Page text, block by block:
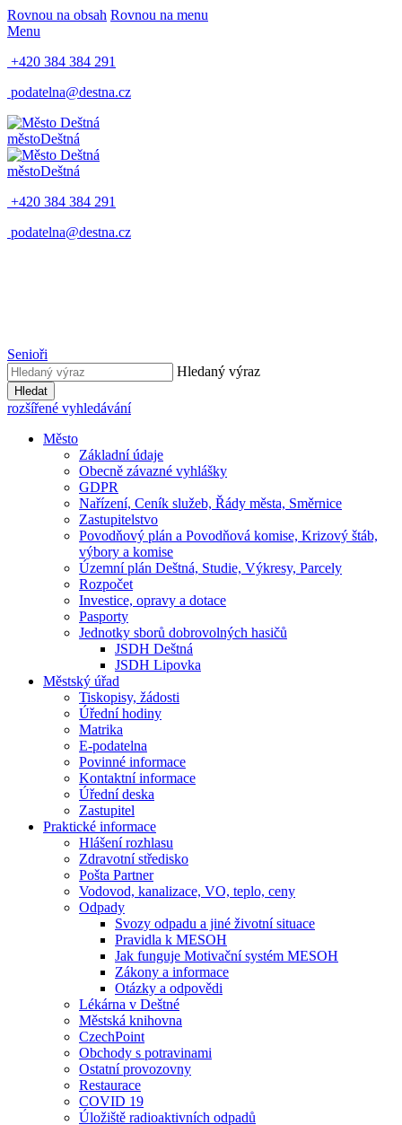
Rovnou na obsah Rovnou na menu
Menu
+420 384 384 291
podatelna@destna.cz
městoDeštná
městoDeštná
+420 384 384 291
podatelna@destna.cz
Senioři
Hledaný výraz
Hledat
rozšířené vyhledávání
Město
Základní údaje
Obecně závazné vyhlášky
GDPR
Nařízení, Ceník služeb, Řády města, Směrnice
Zastupitelstvo
Povodňový plán a Povodňová komise, Krizový štáb,
výbory a komise
Územní plán Deštná, Studie, Výkresy, Parcely
Rozpočet
Investice, opravy a dotace
Pasporty
Jednotky sborů dobrovolných hasičů
JSDH Deštná
JSDH Lipovka
Městský úřad
Tiskopisy, žádosti
Úřední hodiny
Matrika
E-podatelna
Povinné informace
Kontaktní informace
Úřední deska
Zastupitel
Praktické informace
Hlášení rozhlasu
Zdravotní středisko
Pošta Partner
Vodovod, kanalizace, VO, teplo, ceny
Odpady
Svozy odpadu a jiné životní situace
Pravidla k MESOH
Jak funguje Motivační systém MESOH
Zákony a informace
Otázky a odpovědi
Lékárna v Deštné
Městská knihovna
CzechPoint
Obchody s potravinami
Ostatní provozovny
Restaurace
COVID 19
Úložiště radioaktivních odpadů